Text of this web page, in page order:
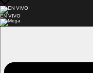
EN VIVO